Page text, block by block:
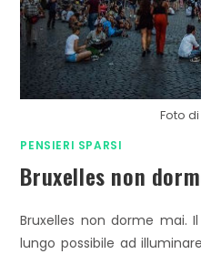
Foto di
PENSIERI SPARSI
Bruxelles non
Bruxelles non dorme mai.
lungo possibile ad